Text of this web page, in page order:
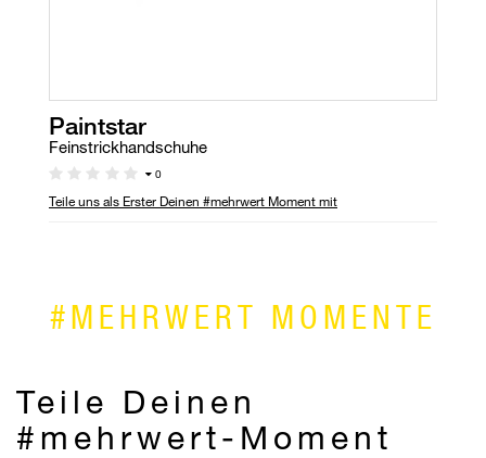
Paintstar
Feinstrickhandschuhe
0
Teile uns als Erster Deinen #mehrwert Moment mit
#MEHRWERT MOMENTE
Teile Deinen
#mehrwert-Moment